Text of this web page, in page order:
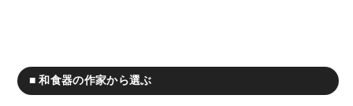
■ 和食器の作家から選ぶ